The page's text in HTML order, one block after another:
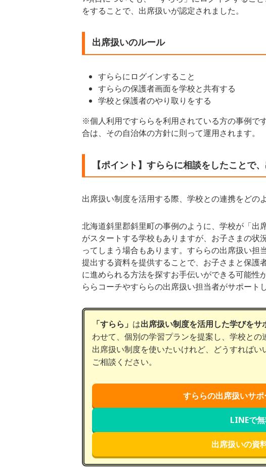
をすることで、出席扱いが認定されました。
出席扱いのルール
すららにログインすること
すららの保護者画面を学校と共有する
学校と保護者のやり取りをする
※個人利用ですららを利用されている方の事例で
合は、その自治体の方針に則って運用されます。
【ポイント】すららに相談をしたことで
出席扱い制度を活用する際、学校との連携をどの
北海道斜里郡斜里町の事例のように、学校が「出
がスタートする学校もありますが、お子さまの
ってしまう場合もあります。すららの出席扱い担
提出する資料を提供することで、お子さまと保護
に進められる方法を探すお手伝いができる可能
ららコーチやすららの出席扱い担当者がサポート
「すらら」 は出席扱い制度を活用した学びをサ
わせて、個別の学習プランを提案し、学校との
出席扱い制度を使いたいけれど、どうすれば
ご相談ください。
すららの出席扱いサ
LINEで
出席扱いの資